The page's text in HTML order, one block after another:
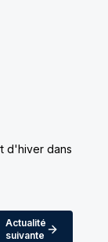
d'hiver dans
Actualité
suivante